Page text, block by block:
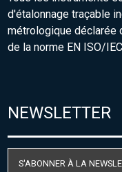
d'étalonnage traçable
métrologique déclarée
de la norme EN ISO/
NEWSLETTER
S'ABONNER À LA